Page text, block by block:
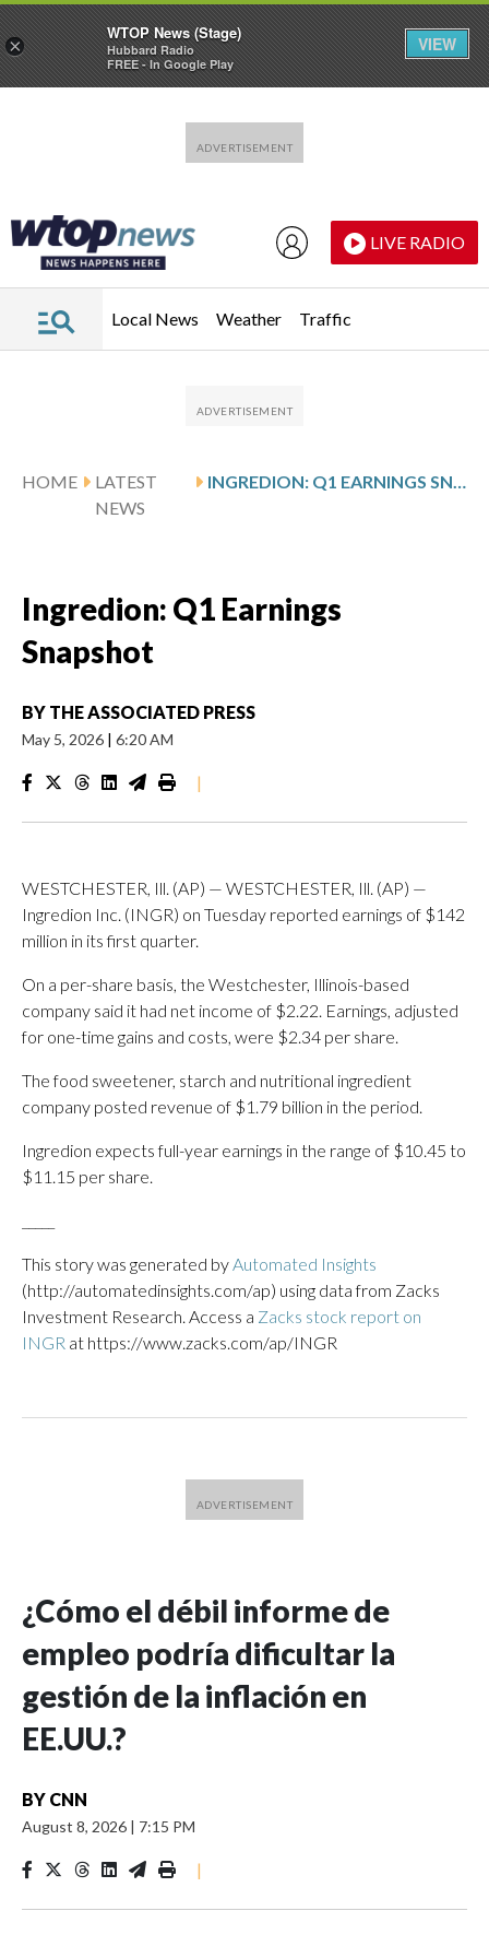
LIVE RADIO
Local News Weather Traffic
HOME
LATEST
NEWS
INGREDION: Q1 EARNINGS SNAPSHOT
Ingredion: Q1 Earnings
Snapshot
BY THE ASSOCIATED PRESS
May 5, 2026 | 6:20 AM
|
WESTCHESTER, Ill. (AP) — WESTCHESTER, Ill. (AP) —
Ingredion Inc. (INGR) on Tuesday reported earnings of $142
million in its first quarter.
On a per-share basis, the Westchester, Illinois-based
company said it had net income of $2.22. Earnings, adjusted
for one-time gains and costs, were $2.34 per share.
The food sweetener, starch and nutritional ingredient
company posted revenue of $1.79 billion in the period.
Ingredion expects full-year earnings in the range of $10.45 to
$11.15 per share.
This story was generated byAutomated Insights
(http://automatedinsights.com/ap) using data from Zacks
Investment Research. Access a Zacks stock report on
INGR at https://www.zacks.com/ap/INGR
¿Cómo el débil informe de
empleo podría dificultar la
gestión de la inflación en
EE.UU.?
BY CNN
August 8, 2026 | 7:15 PM
|
×
WTOP News (Stage)
Hubbard Radio
FREE - In Google Play
VIEW